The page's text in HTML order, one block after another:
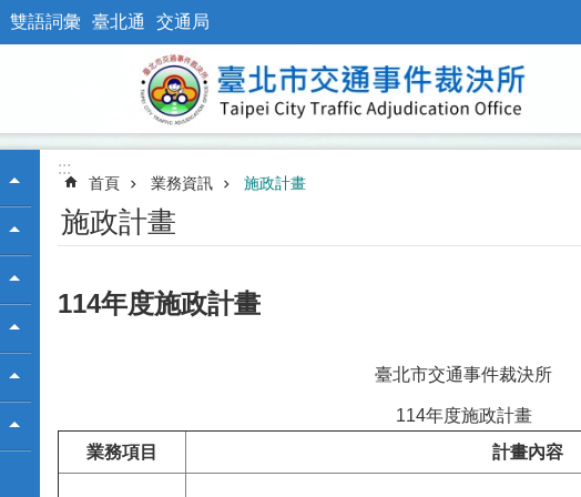
雙語詞彙 臺北通 交通局
:::
首頁 業務資訊 施政計畫
施政計畫
114年度施政計畫
臺北市交通事件裁決所
114年度施政計畫
業務項目
計畫內容